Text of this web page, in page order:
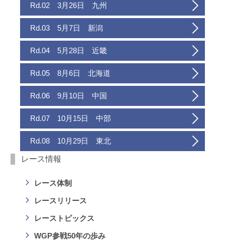
Rd.02 3月26日 九州
Rd.03 5月7日 新潟
Rd.04 5月28日 近畿
Rd.05 8月6日 北海道
Rd.06 9月10日 中国
Rd.07 10月15日 中部
Rd.08 10月29日 東北
レース情報
レース体制
レースリリース
レーストピックス
WGP参戦50年の歩み